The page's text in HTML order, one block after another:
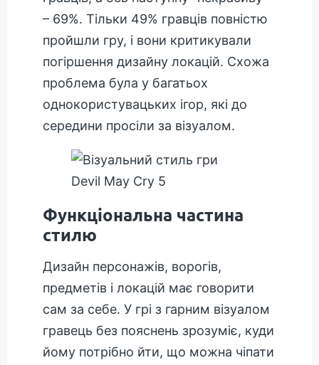
– 69%. Тільки 49% гравців повністю
пройшли гру, і вони критикували
погіршення дизайну локацій. Схожа
проблема була у багатьох
однокористувацьких ігор, які до
середини просіли за візуалом.
Функціональна частина
стилю
Дизайн персонажів, ворогів,
предметів і локацій має говорити
сам за себе. У грі з гарним візуалом
гравець без пояснень зрозуміє, куди
йому потрібно йти, що можна чіпати